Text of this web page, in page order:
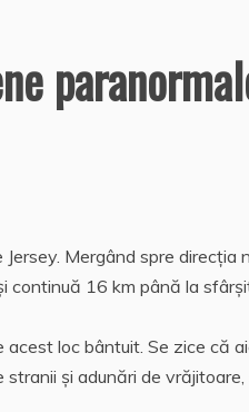
Mergând spre direcţia
continuă 16 km până la
loc bântuit. Se zice că
şi adunări de